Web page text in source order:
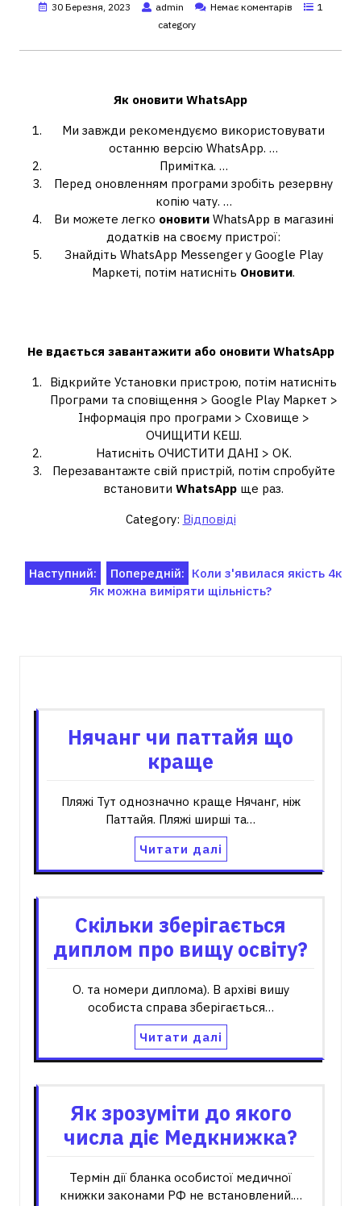
30 Березня, 2023 admin Немає коментарів
1
category
Як оновити WhatsApp
Ми завжди рекомендуємо використовувати
останню версію WhatsApp. …
Примітка. …
Перед оновленням програми зробіть резервну
копію чату. …
Ви можете легко оновитиWhatsApp в магазині
додатків на своєму пристрої:
Знайдіть WhatsApp Messenger у Google Play
Маркеті, потім натисніть Оновити.
Невдається завантажити або оновити WhatsApp
Відкрийте Установки пристрою, потім натисніть
Програми та сповіщення > Google Play Маркет >
Інформація про програми > Сховище >
ОЧИЩИТИ КЕШ.
Натисніть ОЧИСТИТИ ДАНІ > OK.
Перезавантажте свій пристрій, потім спробуйте
встановити WhatsApp ще раз.
Category: Відповіді
Навігація
записів
Попередній: Коли з'явилася якість 4к
Наступний:
Як можна виміряти щільність?
Нячанг чи паттайя що
краще
Пляжі Тут однозначно краще Нячанг, ніж
Паттайя. Пляжі ширші та…
Читати далі
Скільки зберігається
диплом про вищу освіту?
О. та номери диплома). В архіві вишу
особиста справа зберігається…
Читати далі
Як зрозуміти до якого
числа діє Медкнижка?
Термін дії бланка особистої медичної
книжки законами РФ не встановлений.…